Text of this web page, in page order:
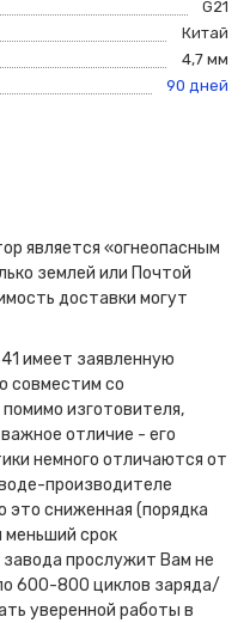
G21
Китай
4,7 мм
90 дней
является «огнеопасным
землей или Почтой
доставки могут
имеет заявленную
совместим со
изготовителя,
отличие - его
немного отличаются от
производителе
это сниженная (порядка
меньший срок
прослужит Вам не
600-800 циклов заряда/
уверенной работы в